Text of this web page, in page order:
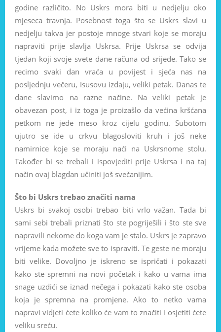
godine različito. No Uskrs mora biti u nedjelju oko
mjeseca travnja. Posebnost toga što se Uskrs slavi u
nedjelju takva jer postoje mnoge stvari koje se moraju
napraviti prije slavlja Uskrsa. Prije Uskrsa se odvija
tjedan koji svoje svete dane računa od srijede. Tako se
recimo svaki dan vraća u povijest i sjeća nas na
posljednju večeru, Isusovu izdaju, veliki petak. Danas te
dane slavimo na razne načine. Na veliki petak je
obavezan post, i iz toga je proizašlo da većina kršćana
petkom ne jede meso kroz cijelu godinu. Subotom
ujutro se ide u crkvu blagosloviti kruh i još neke
namirnice koje se moraju naći na Uskrsnome stolu.
Također bi se trebali i ispovjediti prije Uskrsa i na taj
način ovaj blagdan učiniti još svečanijim.
Što bi Uskrs trebao značiti nama
Uskrs bi svakoj osobi trebao biti vrlo važan. Tada bi
sami sebi trebali priznati što ste pogriješili i što ste sve
napravili nekome do koga vam je stalo. Uskrs je zapravo
vrijeme kada možete sve to ispraviti. Te geste ne moraju
biti velike. Dovoljno je iskreno se ispričati i pokazati
kako ste spremni na novi početak i kako u vama ima
snage uzdići se iznad nečega i pokazati kako ste osoba
koja je spremna na promjene. Ako to netko vama
napravi vidjeti ćete koliko će vam to značiti i osjetiti ćete
veliku sreću.